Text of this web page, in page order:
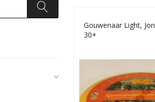
Gouwenaar Light,
30+